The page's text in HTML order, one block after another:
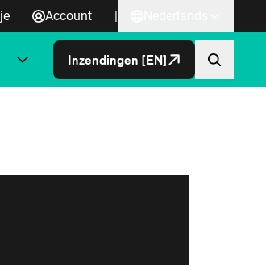
Account |
Inzendingen [EN]